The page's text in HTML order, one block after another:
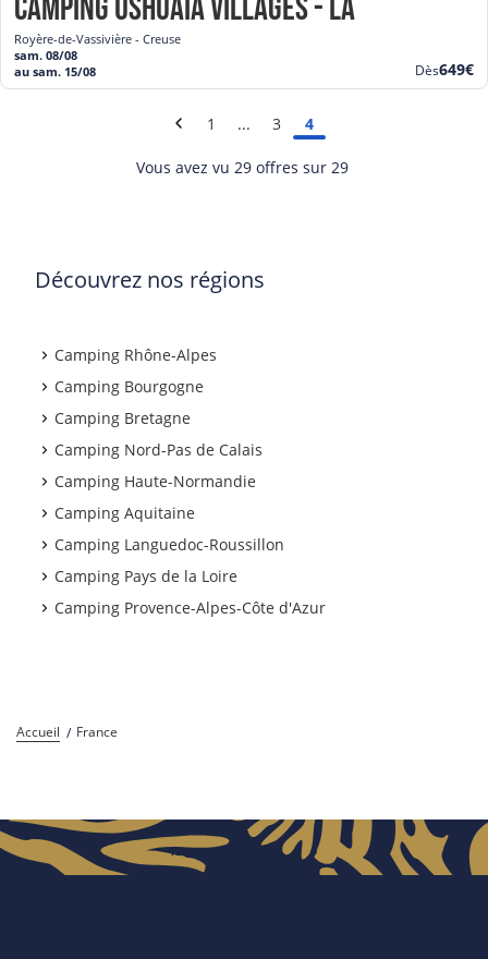
Camping Ushuaïa Villages - La
Royère-de-Vassivière - Creuse
sam. 08/08
au sam. 15/08
Dès
prix
649€
1 3 4
Vous avez vu 29 offres sur 29
Découvrez nos régions
Camping Rhône-Alpes
Camping Bourgogne
Camping Bretagne
Camping Nord-Pas de Calais
Camping Haute-Normandie
Camping Aquitaine
Camping Languedoc-Roussillon
Camping Pays de la Loire
Camping Provence-Alpes-Côte d'Azur
Accueil France